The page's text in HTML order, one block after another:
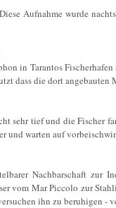
Aufnahme wurde
in Tarantos
dass die dort
sehr tief und die Fischer
und warten auf
Nachbarschaft zur
vom Mar Piccolo zur
ihn zu beruhigen -